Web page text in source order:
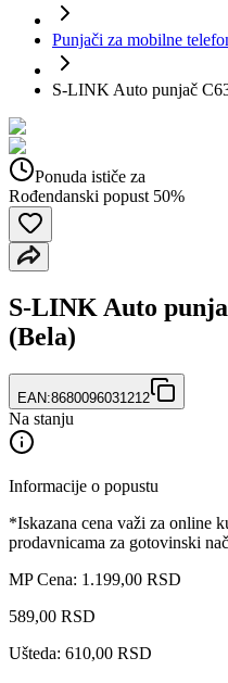
Punjači za mobilne
S-LINK Auto punjač
Ponuda ističe za
Rođendanski popust 50%
S-LINK Auto
(Bela)
EAN:8680096031212
Na stanju
Informacije o popustu
*Iskazana cena važi za online
prodavnicama za gotovinski
MP Cena: 1.199,00 RSD
589,00 RSD
Ušteda: 610,00 RSD